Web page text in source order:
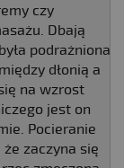
czy
Dbają
podrażniona
dłonią a
na wzrost
jest on
Pocieranie
zaczyna się